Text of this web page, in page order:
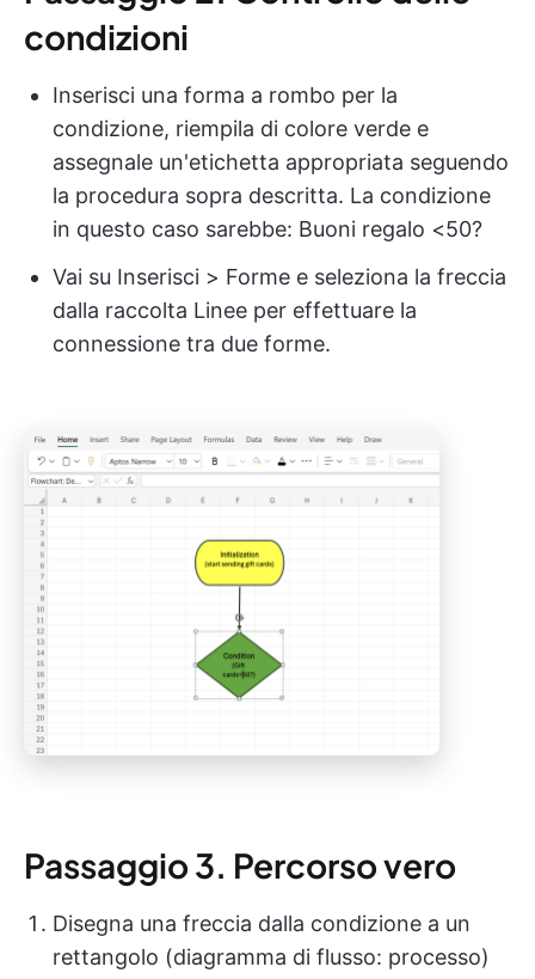
condizioni
Inserisci una forma a rombo per la
condizione, riempila di colore verde e
assegnale un'etichetta appropriata seguendo
la procedura sopra descritta. La condizione
in questo caso sarebbe: Buoni regalo <50?
Vai su Inserisci > Forme e seleziona la freccia
dalla raccolta Linee per effettuare la
connessione tra due forme.
Passaggio 3. Percorso vero
Disegna una freccia dalla condizione a un
rettangolo (diagramma di flusso: processo)